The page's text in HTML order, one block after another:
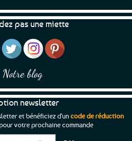
pas une miette
Notre blog
newsletter
et bénéficiez d'uncode de réduction
votre prochaine commande